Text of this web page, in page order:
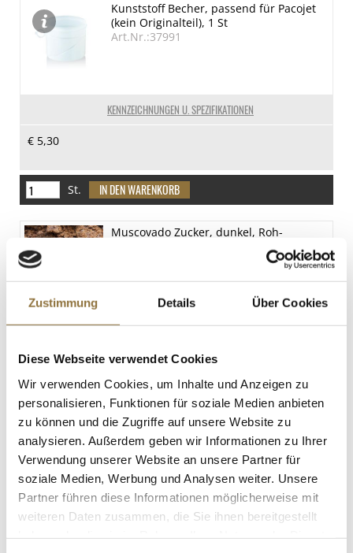
Zustimmung Details Über Cookies
Diese Webseite verwendet Cookies
Wir verwenden Cookies, um Inhalte und Anzeigen zu
personalisieren, Funktionen für soziale Medien anbieten
zu können und die Zugriffe auf unsere Website zu
analysieren. Außerdem geben wir Informationen zu Ihrer
Verwendung unserer Website an unsere Partner für
soziale Medien, Werbung und Analysen weiter. Unsere
Partner führen diese Informationen möglicherweise mit
weiteren Daten zusammen, die Sie ihnen bereitgestellt
7 g
davon gesättigte Fettsäuren
34 g
8.4 g
Salz
22.2 g
Enthalten
KENNZEICHNUNGEN U. SPEZIFIKATIONEN
Kunststoff Becher, passend für Pacojet
(kein Originalteil), 1 St
Art.Nr.:37991
€ 5,30
St.
Muscovado Zucker, dunkel, Roh-
Rohrzucker, Karamell- und Malznoten,
€ 7,70
Verjus aus dem Rheingau, Weingut
Art.Nr.:21838